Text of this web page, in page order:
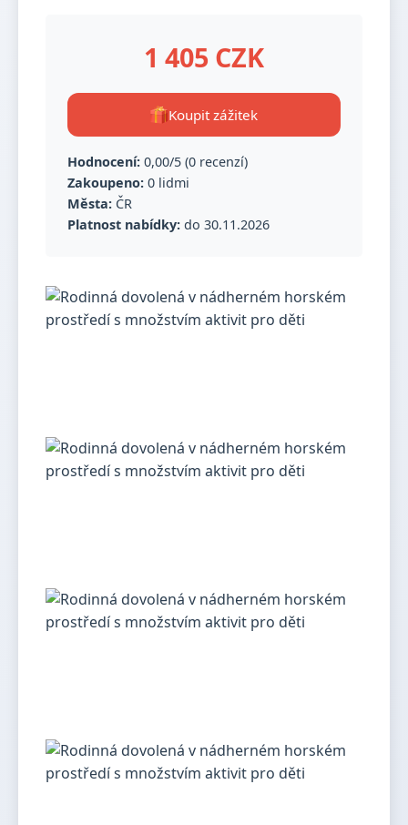
1 405 CZK
Koupit zážitek
Hodnocení: 0,00/5 (0 recenzí)
Zakoupeno: 0 lidmi
Města: ČR
Platnost nabídky: do 30.11.2026